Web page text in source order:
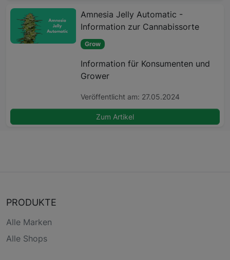
Amnesia Jelly Automatic -
Information zur Cannabissorte
Grow
Information für Konsumenten und
Grower
Veröffentlicht am: 27.05.2024
Zum Artikel
PRODUKTE
Alle Marken
Alle Shops